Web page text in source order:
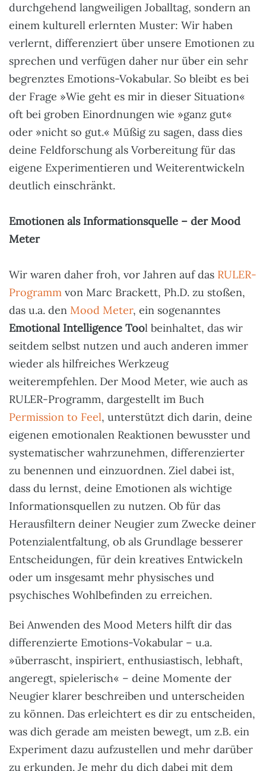
durchgehend langweiligen Joballtag, sondern an
einem kulturell erlernten Muster: Wir haben
verlernt, differenziert über unsere Emotionen zu
sprechen und verfügen daher nur über ein sehr
begrenztes Emotions-Vokabular. So bleibt es bei
der Frage »Wie geht es mir in dieser Situation«
oft bei groben Einordnungen wie »ganz gut«
oder »nicht so gut.« Müßig zu sagen, dass dies
deine Feldforschung als Vorbereitung für das
eigene Experimentieren und Weiterentwickeln
deutlich einschränkt.
Emotionen als Informationsquelle – der Mood
Meter
Wir waren daher froh, vor Jahren auf das RULER-
Programm von Marc Brackett, Ph.D. zu stoßen,
das u.a. den Mood Meter, ein sogenanntes
Emotional Intelligence Tool beinhaltet, das wir
seitdem selbst nutzen und auch anderen immer
wieder als hilfreiches Werkzeug
weiterempfehlen. Der Mood Meter, wie auch as
RULER-Programm, dargestellt im Buch
Permission to Feel, unterstützt dich darin, deine
eigenen emotionalen Reaktionen bewusster und
systematischer wahrzunehmen, differenzierter
zu benennen und einzuordnen. Ziel dabei ist,
dass du lernst, deine Emotionen als wichtige
Informationsquellen zu nutzen. Ob für das
Herausfiltern deiner Neugier zum Zwecke deiner
Potenzialentfaltung, ob als Grundlage besserer
Entscheidungen, für dein kreatives Entwickeln
oder um insgesamt mehr physisches und
psychisches Wohlbefinden zu erreichen.
Bei Anwenden des Mood Meters hilft dir das
differenzierte Emotions-Vokabular – u.a.
»überrascht, inspiriert, enthusiastisch, lebhaft,
angeregt, spielerisch« – deine Momente der
Neugier klarer beschreiben und unterscheiden
zu können. Das erleichtert es dir zu entscheiden,
was dich gerade am meisten bewegt, um z.B. ein
Experiment dazu aufzustellen und mehr darüber
zu erkunden. Je mehr du dich dabei mit dem